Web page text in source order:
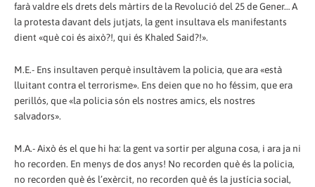
farà valdre els drets dels màrtirs de la Revolució del 25 de Gener… A
la protesta davant dels jutjats, la gent insultava els manifestants
dient «què coi és això?!, qui és Khaled Said?!».
M.E.- Ens insultaven perquè insultàvem la policia, que ara «està
lluitant contra el terrorisme». Ens deien que no ho féssim, que era
perillós, que «la policia són els nostres amics, els nostres
salvadors».
M.A.- Això és el que hi ha: la gent va sortir per alguna cosa, i ara ja ni
ho recorden. En menys de dos anys! No recorden què és la policia,
no recorden què és l’exèrcit, no recorden què és la justícia social,